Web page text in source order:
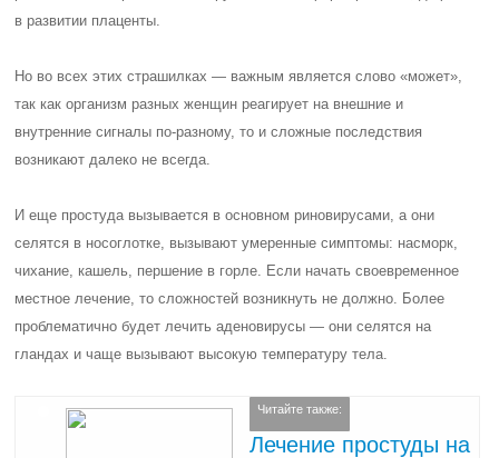
в развитии плаценты.
Но во всех этих страшилках — важным является слово «может»,
так как организм разных женщин реагирует на внешние и
внутренние сигналы по-разному, то и сложные последствия
возникают далеко не всегда.
И еще простуда вызывается в основном риновирусами, а они
селятся в носоглотке, вызывают умеренные симптомы: насморк,
чихание, кашель, першение в горле. Если начать своевременное
местное лечение, то сложностей возникнуть не должно. Более
проблематично будет лечить аденовирусы — они селятся на
гландах и чаще вызывают высокую температуру тела.
Читайте также:
Лечение простуды на